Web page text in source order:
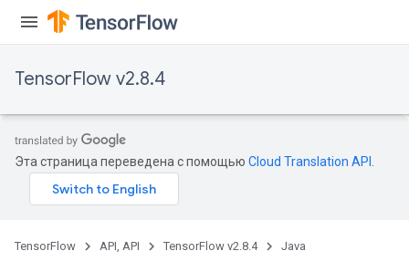
TensorFlow v2.8.4
Эта страница переведена с помощью Cloud Translation API
TensorFlow API, API TensorFlow v2.8.4 Java